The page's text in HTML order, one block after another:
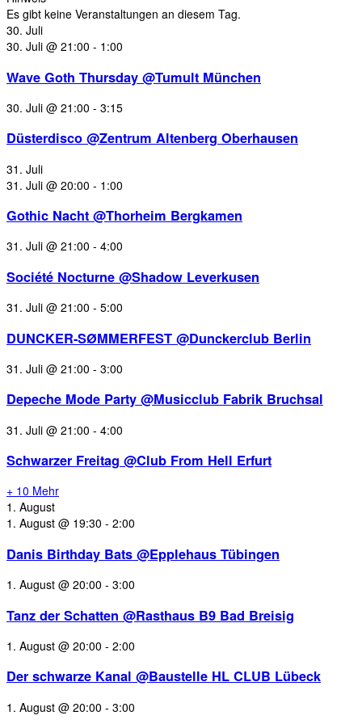
Es gibt keine Veranstaltungen an diesem Tag.
30. Juli
30. Juli @ 21:00 - 1:00
Wave Goth Thursday @Tumult München
30. Juli @ 21:00 - 3:15
Düsterdisco @Zentrum Altenberg Oberhausen
31. Juli
31. Juli @ 20:00 - 1:00
Gothic Nacht @Thorheim Bergkamen
31. Juli @ 21:00 - 4:00
Société Nocturne @Shadow Leverkusen
31. Juli @ 21:00 - 5:00
DUNCKER-SØMMERFEST @Dunckerclub Berlin
31. Juli @ 21:00 - 3:00
Depeche Mode Party @Musicclub Fabrik Bruchsal
31. Juli @ 21:00 - 4:00
Schwarzer Freitag @Club From Hell Erfurt
+ 10 Mehr
1. August
1. August @ 19:30 - 2:00
Danis Birthday Bats @Epplehaus Tübingen
1. August @ 20:00 - 3:00
Tanz der Schatten @Rasthaus B9 Bad Breisig
1. August @ 20:00 - 2:00
Der schwarze Kanal @Baustelle HL CLUB Lübeck
1. August @ 20:00 - 3:00